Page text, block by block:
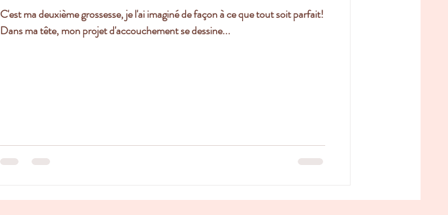
C'est ma deuxième grossesse, je l'ai imaginé de façon à ce que tout soit parfait!
Dans ma tête, mon projet d'accouchement se dessine...